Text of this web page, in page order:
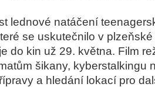
lednové natáčení
se uskutečnilo v
do kin už 29. května. Film
šikany, kyberstalkingu
a hledání lokací pro